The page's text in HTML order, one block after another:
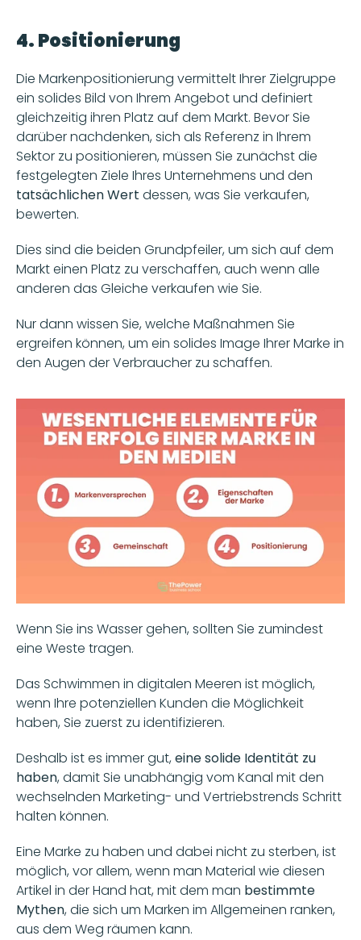
4. Positionierung
Die Markenpositionierung vermittelt Ihrer Zielgruppe
ein solides Bild von Ihrem Angebot und definiert
gleichzeitig ihren Platz auf dem Markt. Bevor Sie
darüber nachdenken, sich als Referenz in Ihrem
Sektor zu positionieren, müssen Sie zunächst die
tatsächlichen Wert dessen, was Sie verkaufen,
bewerten.
Dies sind die beiden Grundpfeiler, um sich auf dem
Markt einen Platz zu verschaffen, auch wenn alle
anderen das Gleiche verkaufen wie Sie.
Nur dann wissen Sie, welche Maßnahmen Sie
ergreifen können, um ein solides Image Ihrer Marke in
den Augen der Verbraucher zu schaffen.
Wenn Sie ins Wasser gehen, sollten Sie zumindest
eine Weste tragen.
Das Schwimmen in digitalen Meeren ist möglich,
wenn Ihre potenziellen Kunden die Möglichkeit
haben, Sie zuerst zu identifizieren.
Deshalb ist es immer gut, eine solide Identität zu
haben, damit Sie unabhängig vom Kanal mit den
wechselnden Marketing- und Vertriebstrends Schritt
halten können.
Eine Marke zu haben und dabei nicht zu sterben, ist
möglich, vor allem, wenn man Material wie diesen
Artikel in der Hand hat, mit dem man bestimmte
Mythen, die sich um Marken im Allgemeinen ranken,
aus dem Weg räumen kann.